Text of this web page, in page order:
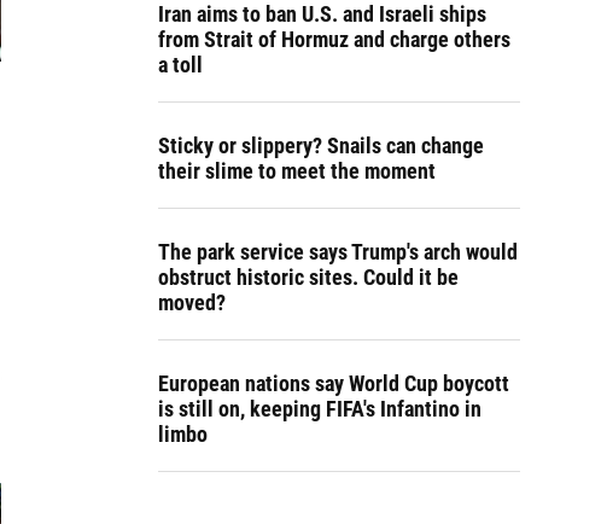
Iran aims to ban U.S. and Israeli ships
from Strait of Hormuz and charge others
a toll
Sticky or slippery? Snails can change
their slime to meet the moment
The park service says Trump's arch would
obstruct historic sites. Could it be
moved?
European nations say World Cup boycott
is still on, keeping FIFA's Infantino in
limbo